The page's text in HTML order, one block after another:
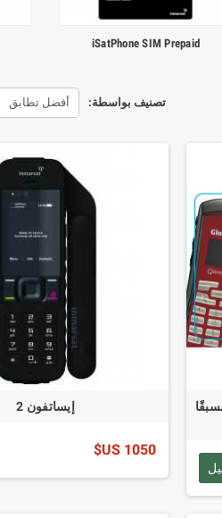
iSatPhone SIM Prepaid
تصنيف بواسطة: أفضل تطابق
إيساتفون 2
1050 US$